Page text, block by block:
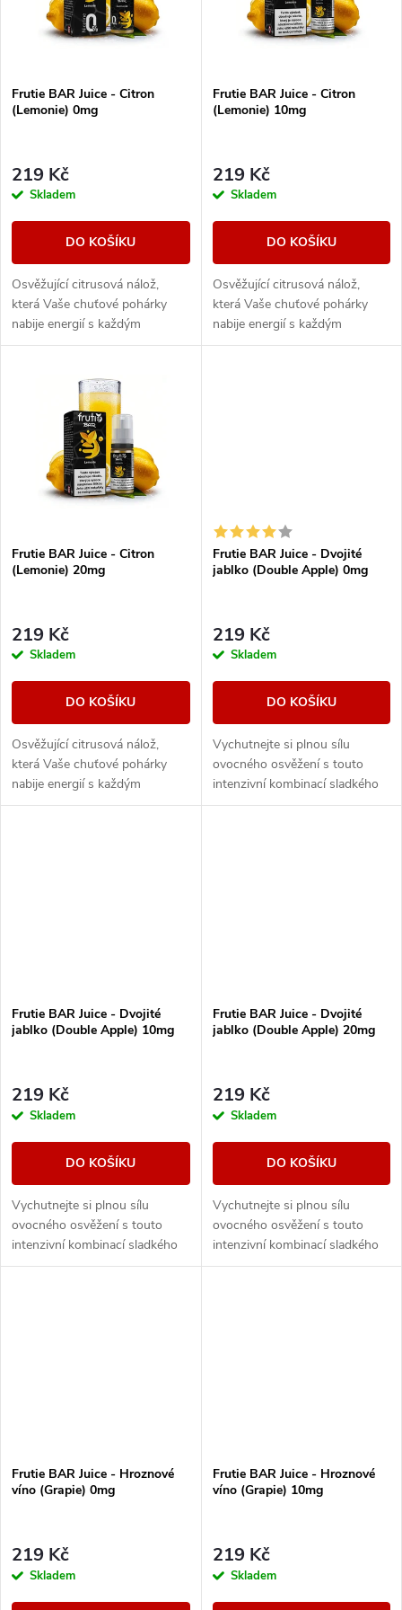
p
r
o
u
k
s
p
r
o
d
u
k
Frutie BAR Juice - Citron
(Lemonie) 0mg
219 Kč
Skladem
DO KOŠÍKU
Osvěžující citrusová nálož,
která Vaše chuťové pohárky
nabije energií s každým
potahem. Příjemně šimravá
jemnou sladkostí nabízí...
Frutie BAR Juice - Citron
(Lemonie) 10mg
219 Kč
Skladem
DO KOŠÍKU
Osvěžující citrusová nálož,
která Vaše chuťové pohárky
nabije energií s každým
potahem. Příjemně šimravá
Frutie BAR Juice - Citron
(Lemonie) 20mg
219 Kč
Skladem
DO KOŠÍKU
Osvěžující citrusová nálož,
která Vaše chuťové pohárky
nabije energií s každým
potahem. Příjemně šimravá
Frutie BAR Juice - Dvojité
jablko (Double Apple) 0mg
219 Kč
Skladem
DO KOŠÍKU
Vychutnejte si plnou sílu
ovocného osvěžení s touto
intenzivní kombinací sladkého
červeného a lehce kyselého
Frutie BAR Juice - Dvojité
jablko (Double Apple) 10mg
219 Kč
Skladem
DO KOŠÍKU
Vychutnejte si plnou sílu
ovocného osvěžení s touto
intenzivní kombinací sladkého
červeného a lehce kyselého
Frutie BAR Juice - Dvojité
jablko (Double Apple) 20mg
219 Kč
Skladem
DO KOŠÍKU
Vychutnejte si plnou sílu
ovocného osvěžení s touto
intenzivní kombinací sladkého
červeného a lehce kyselého
Frutie BAR Juice - Hroznové
víno (Grapie) 0mg
219 Kč
Skladem
Frutie BAR Juice - Hroznové
víno (Grapie) 10mg
219 Kč
Skladem